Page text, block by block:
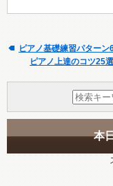
ピアノ基礎練習パター
ピアノ上達のコツ25
本